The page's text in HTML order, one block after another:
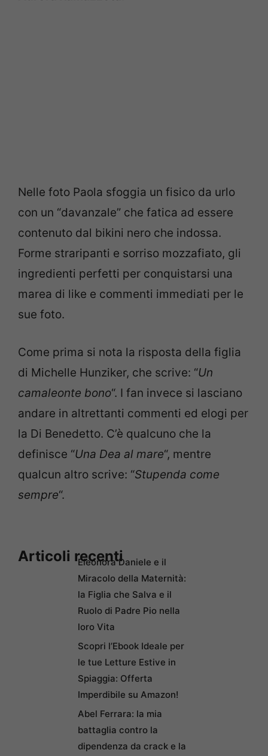
Nelle foto Paola sfoggia un fisico da urlo
con un “davanzale” che fatica ad essere
contenuto dal bikini nero che indossa.
Forme straripanti e sorriso mozzafiato, gli
ingredienti perfetti per conquistarsi una
marea di like e commenti immediati per le
sue foto.
Come prima si nota la risposta della figlia
di Michelle Hunziker, che scrive: “Un
camaleonte bono“. I fan invece si lasciano
andare in altrettanti commenti ed elogi per
la Di Benedetto. C’è qualcuno che la
definisce “Una Dea al mare“, mentre
qualcun altro scrive: “Stupenda come
sempre“.
Articoli recentiEleonora Daniele e il
Miracolo della Maternità:
la Figlia che Salva e il
Ruolo di Padre Pio nella
loro Vita
Scopri l’Ebook Ideale per
le tue Letture Estive in
Spiaggia: Offerta
Imperdibile su Amazon!
Abel Ferrara: la mia
battaglia contro la
dipendenza da crack e la